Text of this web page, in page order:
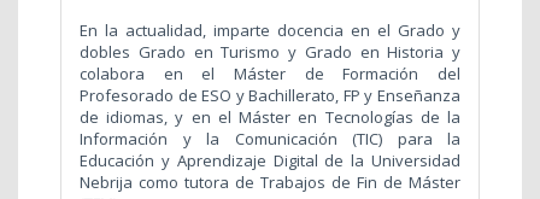
En la actualidad, imparte docencia en el Grado y
dobles Grado en Turismo y Grado en Historia y
colabora en el Máster de Formación del
Profesorado de ESO y Bachillerato, FP y Enseñanza
de idiomas, y en el Máster en Tecnologías de la
Información y la Comunicación (TIC) para la
Educación y Aprendizaje Digital de la Universidad
Nebrija como tutora de Trabajos de Fin de Máster